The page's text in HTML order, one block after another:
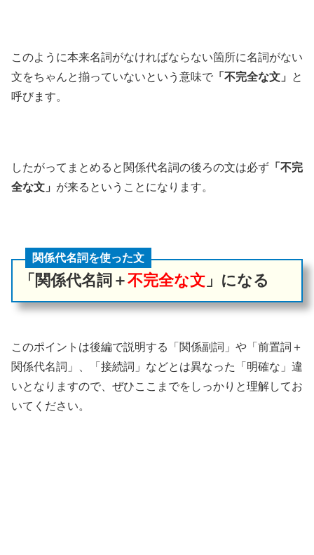
このように本来名詞がなければならない箇所に名詞がない
文をちゃんと揃っていないという意味で 「不完全な文」
と
呼びます。
したがってまとめると関係代名詞の後ろの文は必ず 「不完
全な文」 が来るということになります。
関係代名詞を使った文
「関係代名詞＋不完全な文 」になる
このポイントは後編で説明する「関係副詞」や「前置詞＋
関係代名詞」、「接続詞」などとは異なった「明確な」違
いとなりますので、ぜひここまでをしっかりと理解してお
いてください。